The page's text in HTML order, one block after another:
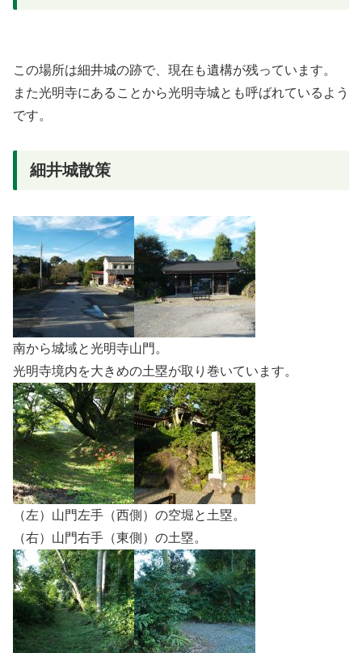
この場所は細井城の跡で、現在も遺構が残っています。
また光明寺にあることから光明寺城とも呼ばれているよう
です。
細井城散策
南から城域と光明寺山門。
光明寺境内を大きめの土塁が取り巻いています。
（左）山門左手（西側）の空堀と土塁。
（右）山門右手（東側）の土塁。